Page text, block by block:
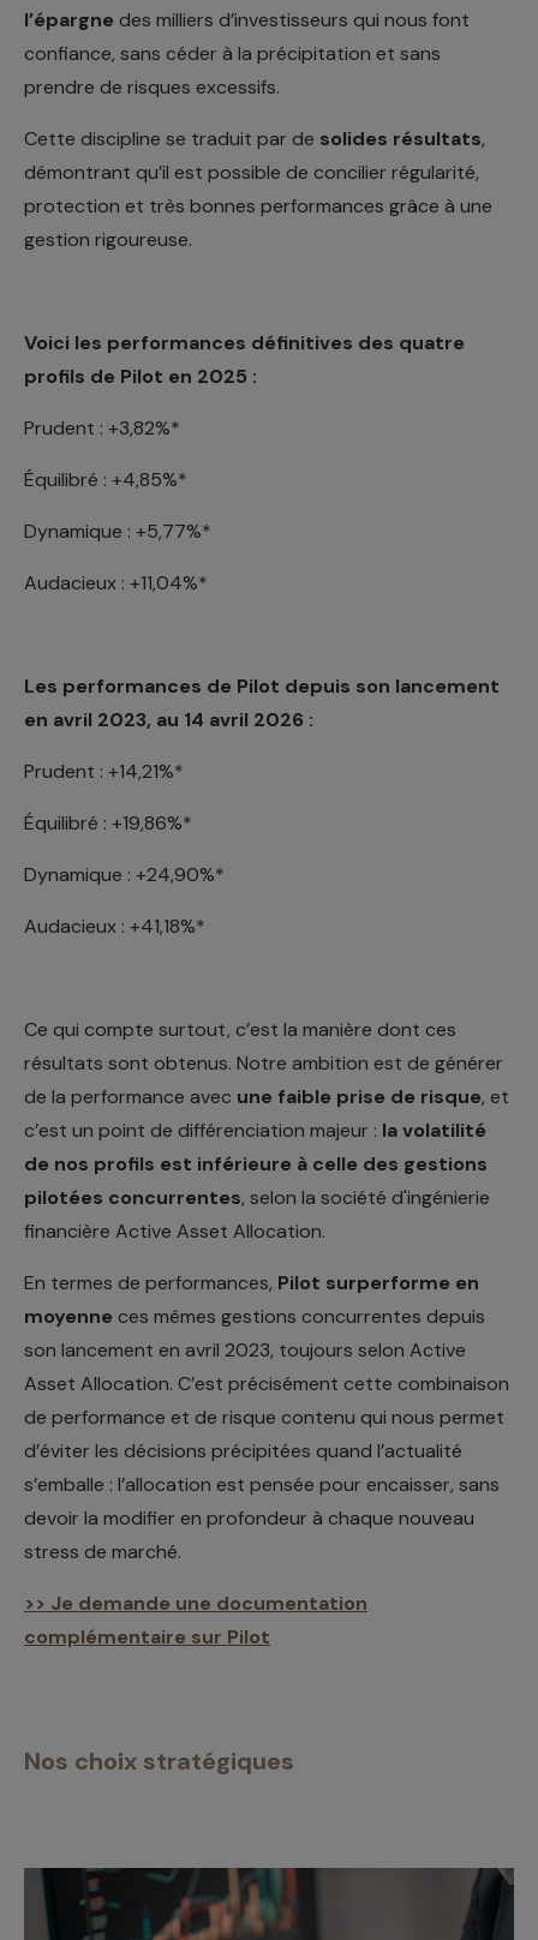
l’épargne des milliers d’investisseurs qui nous font
confiance, sans céder à la précipitation et sans
prendre de risques excessifs.
Cette discipline se traduit par de solides résultats,
démontrant qu’il est possible de concilier régularité,
protection et très bonnes performances grâce à une
gestion rigoureuse.
Voici les performances définitives des quatre
profils de Pilot en 2025 :
Prudent : +3,82%*
Équilibré : +4,85%*
Dynamique : +5,77%*
Audacieux : +11,04%*
Les performances de Pilot depuis son lancement
en avril 2023, au 14 avril 2026 :
Prudent : +14,21%*
Équilibré : +19,86%*
Dynamique : +24,90%*
Audacieux : +41,18%*
Ce qui compte surtout, c’est la manière dont ces
résultats sont obtenus. Notre ambition est de générer
de la performance avec une faible prise de risque, et
c’est un point de différenciation majeur : la volatilité
de nos profils est inférieure à celle des gestions
pilotées concurrentes, selon la société d'ingénierie
financière Active Asset Allocation.
En termes de performances, Pilot surperforme en
moyenne ces mêmes gestions concurrentes depuis
son lancement en avril 2023, toujours selon Active
Asset Allocation. C’est précisément cette combinaison
de performance et de risque contenu qui nous permet
d’éviter les décisions précipitées quand l’actualité
s’emballe : l’allocation est pensée pour encaisser, sans
devoir la modifier en profondeur à chaque nouveau
stress de marché.
>> Je demande une documentation
complémentaire sur Pilot
Nos choix stratégiques